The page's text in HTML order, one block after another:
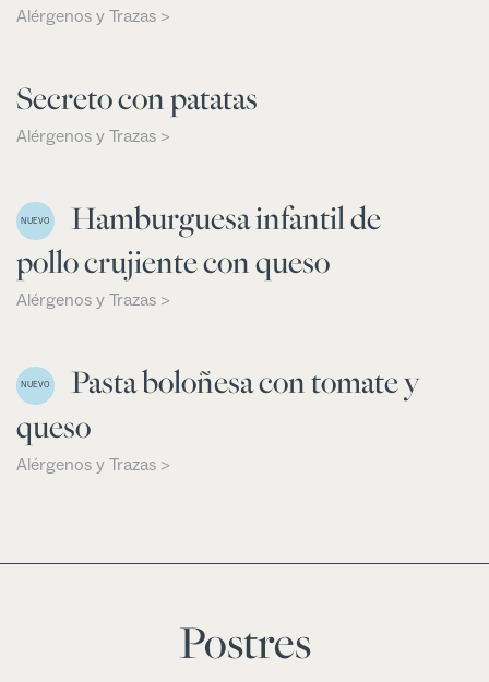
Alérgenos y Trazas >
Secreto con patatas
Alérgenos y Trazas >
NUEVO
Hamburguesa infantil de
pollo crujiente con queso
Alérgenos y Trazas >
NUEVO
Pasta boloñesa con tomate y
queso
Alérgenos y Trazas >
Postres